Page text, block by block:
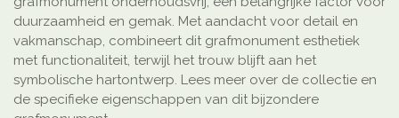
duurzaamheid en gemak. Met aandacht voor detail en
vakmanschap, combineert dit grafmonument esthetiek
met functionaliteit, terwijl het trouw blijft aan het
symbolische hartontwerp. Lees meer over de collectie en
de specifieke eigenschappen van dit bijzondere